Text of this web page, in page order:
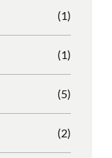
(1)
(1)
(5)
(2)